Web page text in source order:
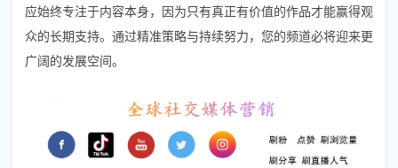
应始终专注于内容本身，因为只有真正有价值的作品才能赢得观
众的长期支持。通过精准策略与持续努力，您的频道必将迎来更
广阔的发展空间。